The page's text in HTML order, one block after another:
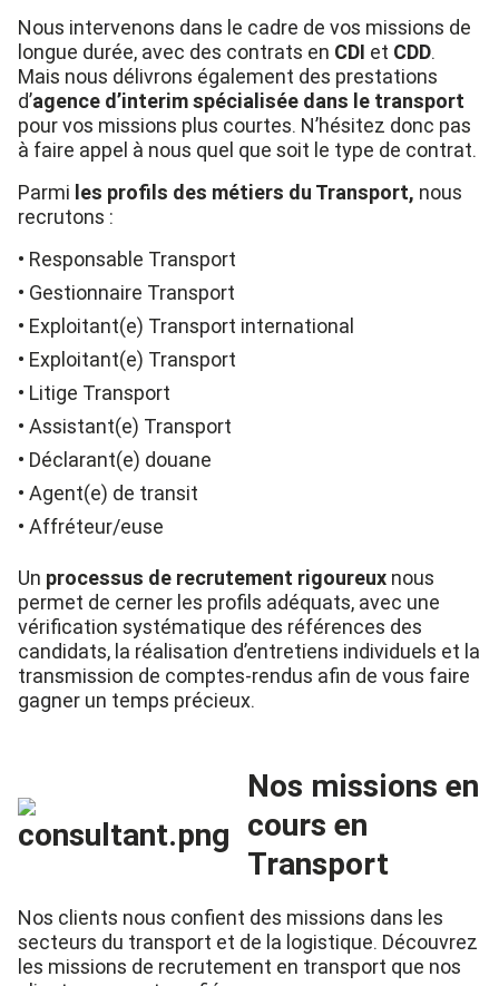
Nous intervenons dans le cadre de vos missions de
longue durée, avec des contrats en CDI et CDD.
Mais nous délivrons également des prestations
d’agence d’interim spécialisée dans le transport
pour vos missions plus courtes. N’hésitez donc pas
à faire appel à nous quel que soit le type de contrat.
Parmi les profils des métiers du Transport, nous
recrutons :
Responsable Transport
Gestionnaire Transport
Exploitant(e) Transport international
Exploitant(e) Transport
Litige Transport
Assistant(e) Transport
Déclarant(e) douane
Agent(e) de transit
Affréteur/euse
Un processus de recrutement rigoureux nous
permet de cerner les profils adéquats, avec une
vérification systématique des références des
candidats, la réalisation d’entretiens individuels et la
transmission de comptes-rendus afin de vous faire
gagner un temps précieux.
Nos missions en
cours en
Transport
Nos clients nous confient des missions dans les
secteurs du transport et de la logistique. Découvrez
les missions de recrutement en transport que nos